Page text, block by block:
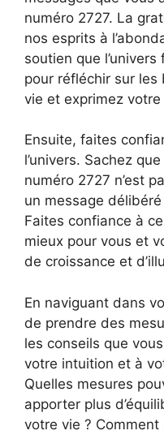
numéro 2727. La
nos esprits à
soutien que
pour réfléchir sur
vie et exprimez
Ensuite, faites
l’univers. Sachez
numéro 2727 n’est
un message
Faites confiance à
mieux pour vous et
de croissance et
En naviguant dans
de prendre des
les conseils que
votre intuition et à
Quelles mesures
apporter plus
votre vie ?